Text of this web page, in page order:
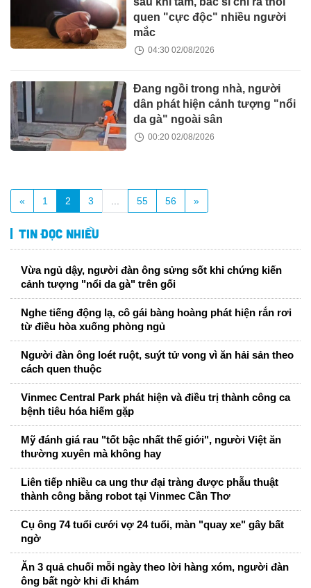
quen "cực độc" nhiều người
mắc
04:30 02/08/2026
Đang ngồi trong nhà, người
dân phát hiện cảnh tượng "nổi
da gà" ngoài sân
00:20 02/08/2026
« 1 2 3 55 56 »
Tin đọc nhiều
Vừa ngủ dậy, người đàn ông sửng sốt khi chứng kiến
cảnh tượng "nổi da gà" trên gối
Nghe tiếng động lạ, cô gái bàng hoàng phát hiện rắn rơi
từ điều hòa xuống phòng ngủ
Người đàn ông loét ruột, suýt tử vong vì ăn hải sản theo
cách quen thuộc
Vinmec Central Park phát hiện và điều trị thành công ca
bệnh tiêu hóa hiếm gặp
Mỹ đánh giá rau "tốt bậc nhất thế giới", người Việt ăn
thường xuyên mà không hay
Liên tiếp nhiều ca ung thư đại tràng được phẫu thuật
thành công bằng robot tại Vinmec Cần Thơ
Cụ ông 74 tuổi cưới vợ 24 tuổi, màn "quay xe" gây bất
ngờ
Ăn 3 quả chuối mỗi ngày theo lời hàng xóm, người đàn
ông bất ngờ khi đi khám